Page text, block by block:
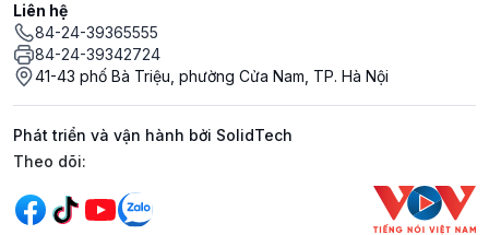
Liên hệ
84-24-39365555
84-24-39342724
41-43 phố Bà Triệu, phường Cửa Nam, TP. Hà Nội
Phát triển và vận hành bởi SolidTech
Mạng xã hội
Theo dõi: